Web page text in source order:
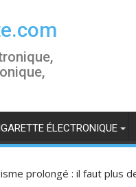
ÉLECTRONIQUE
prolongé : il faut plus